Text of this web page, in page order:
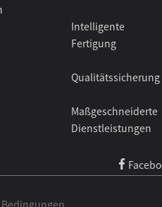
Intelligente
Fertigung
Qualitätssicherung
Maßgeschneiderte
Dienstleistungen
Bedingungen